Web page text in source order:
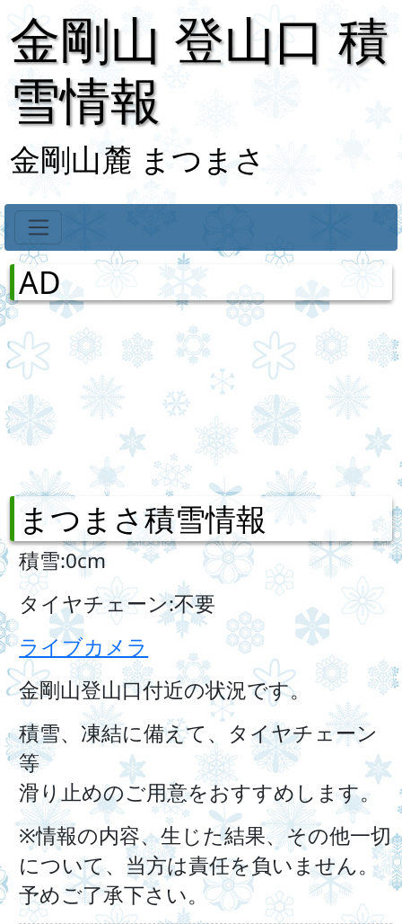
金剛山 登山口 積
雪情報
金剛山麓 まつまさ
AD
まつまさ積雪情報
積雪:0cm
タイヤチェーン:不要
ライブカメラ
金剛山登山口付近の状況です。
積雪、凍結に備えて、タイヤチェーン
等
滑り止めのご用意をおすすめします。
※情報の内容、生じた結果、その他一切
について、当方は責任を負いません。
予めご了承下さい。